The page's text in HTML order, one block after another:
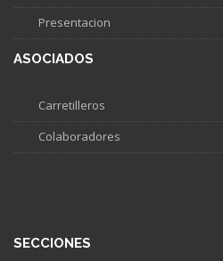
Presentacion
ASOCIADOS
Carretilleros
Colaboradores
SECCIONES